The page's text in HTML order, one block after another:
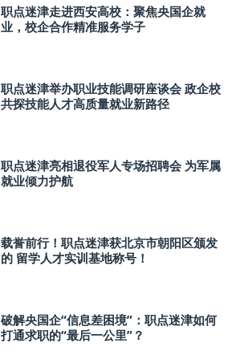
职点迷津走进西安高校：聚焦央国企就
业，校企合作精准服务学子
职点迷津举办职业技能调研座谈会 政企校
共探技能人才高质量就业新路径
职点迷津亮相退役军人专场招聘会 为军属
就业倾力护航
载誉前行！职点迷津获北京市朝阳区颁发
的 留学人才实训基地称号！
破解央国企“信息差困境”：职点迷津如何
打通求职的“最后一公里”？